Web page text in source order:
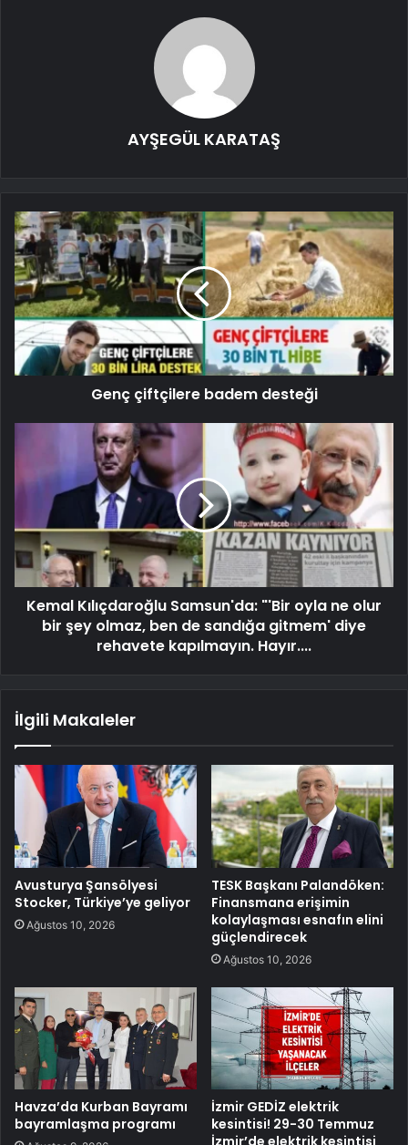
AYŞEGÜL KARATAŞ
Genç çiftçilere badem desteği
Kemal Kılıçdaroğlu Samsun'da: "'Bir oyla ne olur
bir şey olmaz, ben de sandığa gitmem' diye
rehavete kapılmayın. Hayır....
İlgili Makaleler
Avusturya Şansölyesi
Stocker, Türkiye’ye geliyor
Ağustos 10, 2026
TESK Başkanı Palandöken:
Finansmana erişimin
kolaylaşması esnafın elini
güçlendirecek
Ağustos 10, 2026
Havza’da Kurban Bayramı
bayramlaşma programı
İzmir GEDİZ elektrik
kesintisi! 29-30 Temmuz